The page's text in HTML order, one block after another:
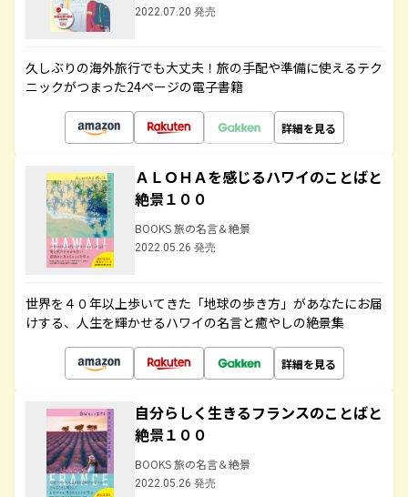
2022.07.20 発売
久しぶりの海外旅行でも大丈夫！旅の手配や準備に使えるテク
ニックがつまった24ページの電子書籍
詳細を見る
ＡＬＯＨＡを感じるハワイのことばと
絶景１００
BOOKS 旅の名言＆絶景
2022.05.26 発売
世界を４０年以上歩いてきた「地球の歩き方」があなたにお届
けする、人生を輝かせるハワイの名言と癒やしの絶景集
詳細を見る
自分らしく生きるフランスのことばと
絶景１００
BOOKS 旅の名言＆絶景
2022.05.26 発売